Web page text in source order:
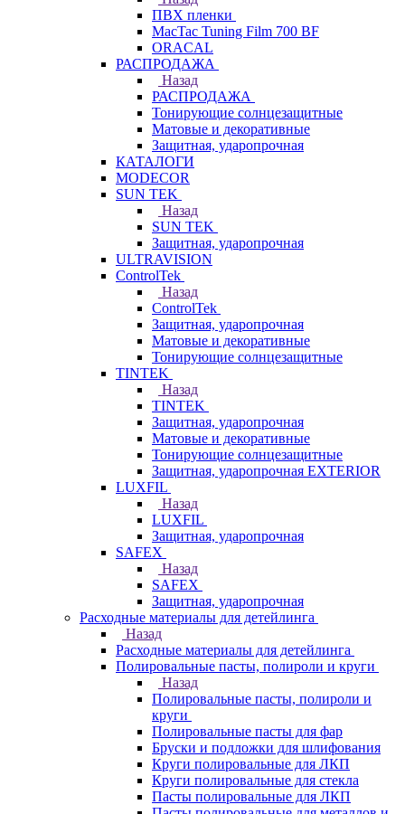
ПВХ пленки
MacTac Tuning Film 700 BF
ORACAL
РАСПРОДАЖА
Назад
РАСПРОДАЖА
Тонирующие солнцезащитные
Матовые и декоративные
Защитная, ударопрочная
КАТАЛОГИ
MODECOR
SUN TEK
Назад
SUN TEK
Защитная, ударопрочная
ULTRAVISION
ControlTek
Назад
ControlTek
Защитная, ударопрочная
Матовые и декоративные
Тонирующие солнцезащитные
TINTEK
Назад
TINTEK
Защитная, ударопрочная
Матовые и декоративные
Тонирующие солнцезащитные
Защитная, ударопрочная EXTERIOR
LUXFIL
Назад
LUXFIL
Защитная, ударопрочная
SAFEX
Назад
SAFEX
Защитная, ударопрочная
Расходные материалы для детейлинга
Назад
Расходные материалы для детейлинга
Полировальные пасты, полироли и круги
Назад
Полировальные пасты, полироли и
круги
Полировальные пасты для фар
Бруски и подложки для шлифования
Круги полировальные для ЛКП
Круги полировальные для стекла
Пасты полировальные для ЛКП